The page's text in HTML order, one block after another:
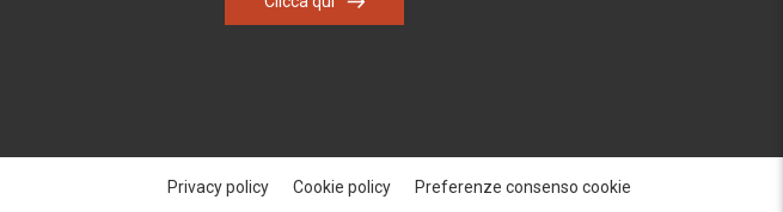
Privacy policy Cookie policy Preferenze consenso cookie